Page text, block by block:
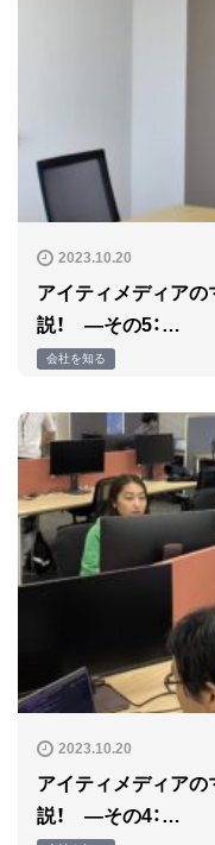
2023.10.20
アイティメディアの
説！ ―その5：…
会社を知る
2023.10.20
アイティメディアの
説！ ―その4：…